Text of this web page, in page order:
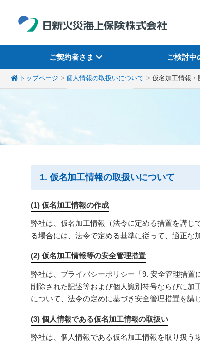
ご契約者さま ご検討中
トップページ 個人情報の取扱いについて 仮名加工情報・
1. 仮名加工情報の取扱いについて
(1) 仮名加工情報の作成
弊社は、仮名加工情報（法令に定める措置を講じ
る場合には、法令で定める基準に従って、適正な
(2) 仮名加工情報等の安全管理措置
弊社は、プライバシーポリシー「9. 安全管理措
削除された記述等および個人識別符号ならびに加
について、法令の定めに基づき安全管理措置を講
(3) 個人情報である仮名加工情報の取扱い
弊社は、個人情報である仮名加工情報を取り扱う